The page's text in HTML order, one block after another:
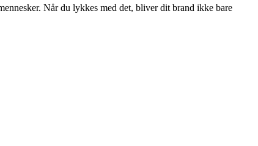
Når du lykkes med det, bliver dit brand ikke bare